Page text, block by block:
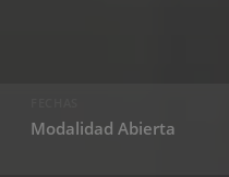
Modalidad Abierta